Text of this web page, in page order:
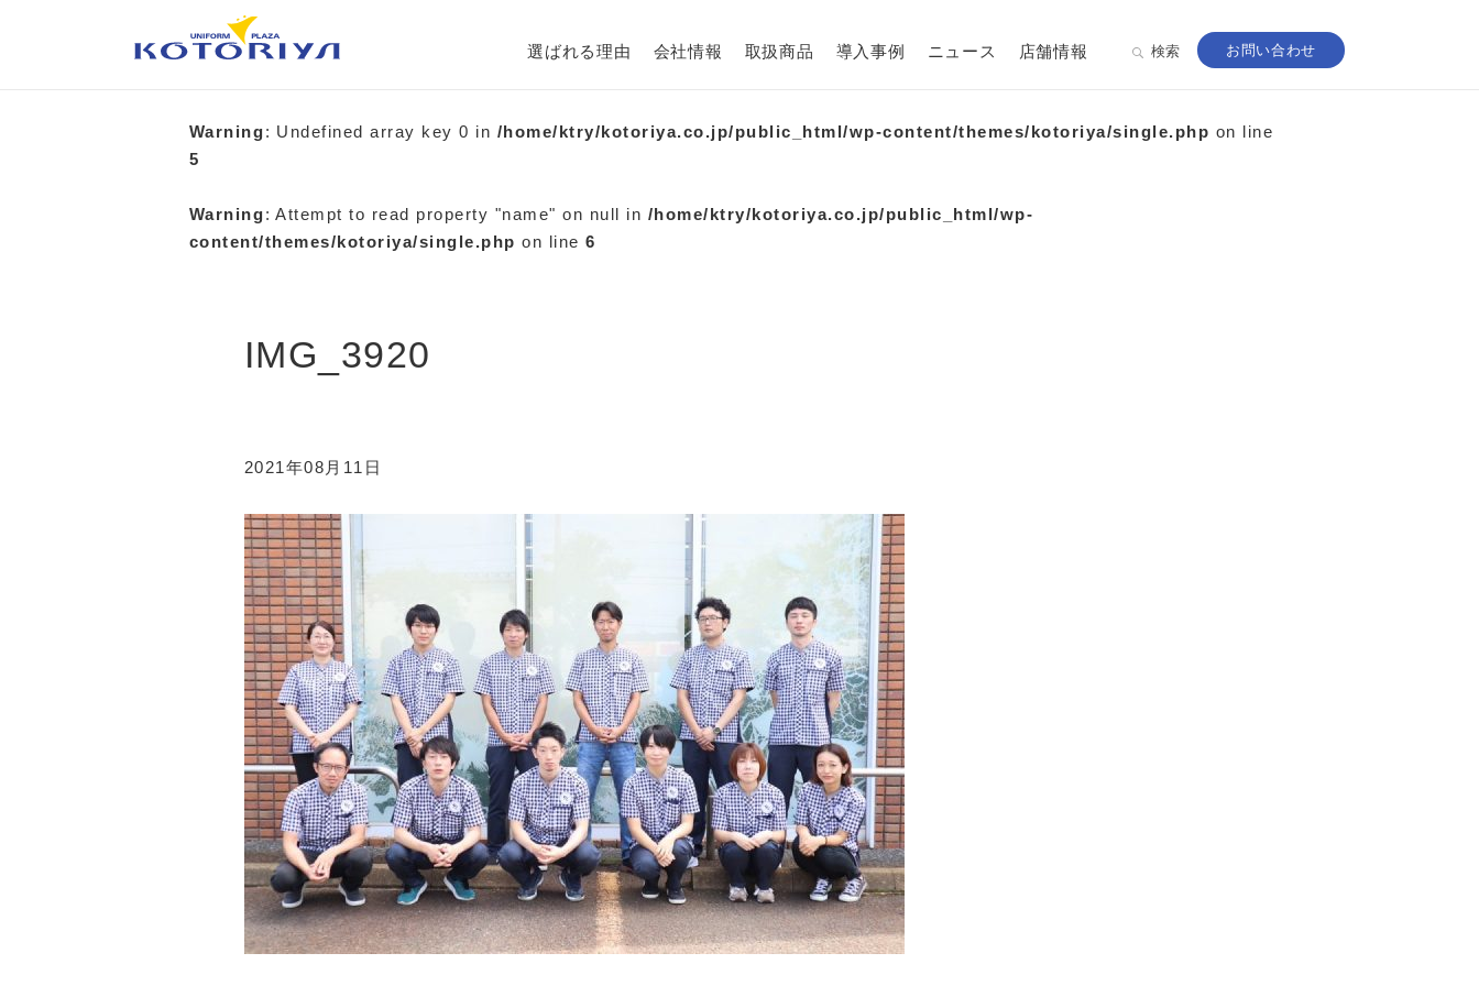
選ばれる理由 会社情報 取扱商品 導入事例 ニュース 店舗情報 検索 お問い合わせ
Warning: Undefined array key 0 in /home/ktry/kotoriya.co.jp/public_html/wp-content/themes/kotoriya/single.php on line
5
Warning: Attempt to read property "name" on null in /home/ktry/kotoriya.co.jp/public_html/wp-
content/themes/kotoriya/single.php on line6
IMG_3920
2021年08月11日